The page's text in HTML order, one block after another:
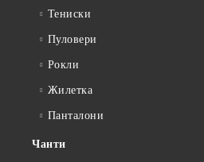
Тениски
Пуловери
Рокли
Жилетка
Панталони
Чанти